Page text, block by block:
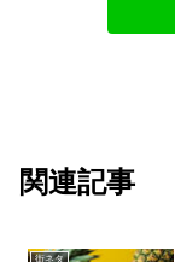
関連記事
街ネタ